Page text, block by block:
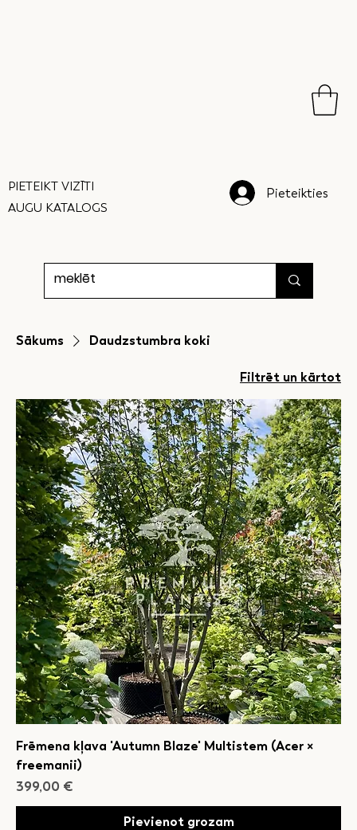
AUGU KATALOGS
PIETEIKT VIZĪTI Pieteikties
Sākums Daudzstumbra koki
Filtrēt un kārtot
Frēmena kļava 'Autumn Blaze' Multistem (Acer ×
freemanii)
Cena
399,00 €
Pievienot grozam